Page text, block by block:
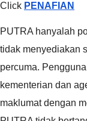
Click PENAFIAN
PUTRA hanyalah
tidak menyediakan
percuma.
kementerian dan
maklumat dengan